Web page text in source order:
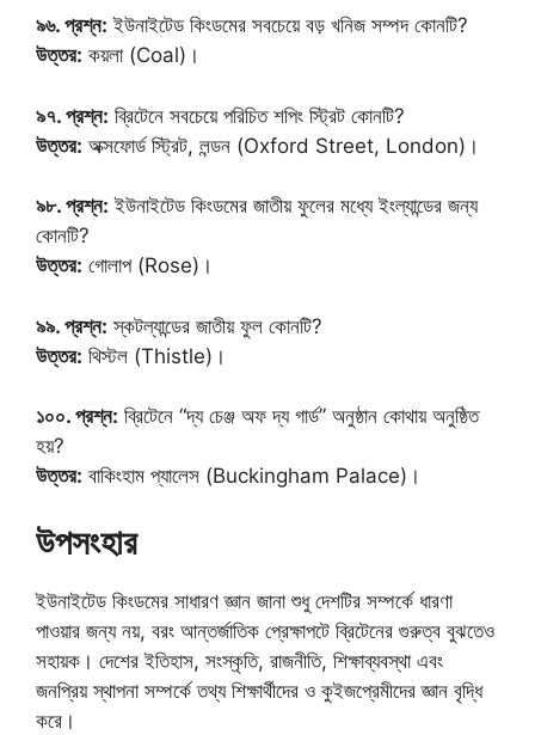
৯৬. প্রশ্ন: ইউনাইটেড কিংডমের সবচেয়ে বড় খনিজ সম্পদ কোনটি?
উত্তর: কয়লা (Coal)।
৯৭. প্রশ্ন: ব্রিটেনে সবচেয়ে পরিচিত শপিং স্ট্রিট কোনটি?
উত্তর: অক্সফোর্ড স্ট্রিট, লন্ডন (Oxford Street, London)।
৯৮. প্রশ্ন: ইউনাইটেড কিংডমের জাতীয় ফুলের মধ্যে ইংল্যান্ডের জন্য
কোনটি?
উত্তর: গোলাপ (Rose)।
৯৯. প্রশ্ন: স্কটল্যান্ডের জাতীয় ফুল কোনটি?
উত্তর: থিস্টল (Thistle)।
১০০. প্রশ্ন: ব্রিটেনে “দ্য চেঞ্জ অফ দ্য গার্ড” অনুষ্ঠান কোথায় অনুষ্ঠিত
হয়?
উত্তর: বাকিংহাম প্যালেস (Buckingham Palace)।
উপসংহার
ইউনাইটেড কিংডমের সাধারণ জ্ঞান জানা শুধু দেশটির সম্পর্কে ধারণা
পাওয়ার জন্য নয়, বরং আন্তর্জাতিক প্রেক্ষাপটে ব্রিটেনের গুরুত্ব বুঝতেও
সহায়ক। দেশের ইতিহাস, সংস্কৃতি, রাজনীতি, শিক্ষাব্যবস্থা এবং
জনপ্রিয় স্থাপনা সম্পর্কে তথ্য শিক্ষার্থীদের ও কুইজপ্রেমীদের জ্ঞান বৃদ্ধি
করে।